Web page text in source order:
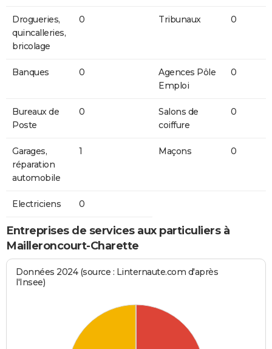
Drogueries,
quincalleries,
bricolage
0 Tribunaux 0
Banques 0
Agences Pôle
Emploi
0
Bureaux de
Poste
0
Salons de
coiffure
0
Garages,
réparation
automobile
1 Maçons 0
Electriciens 0
Entreprises de services aux particuliers à
Mailleroncourt-Charette
Données 2024 (source : Linternaute.com d'après
l'Insee)